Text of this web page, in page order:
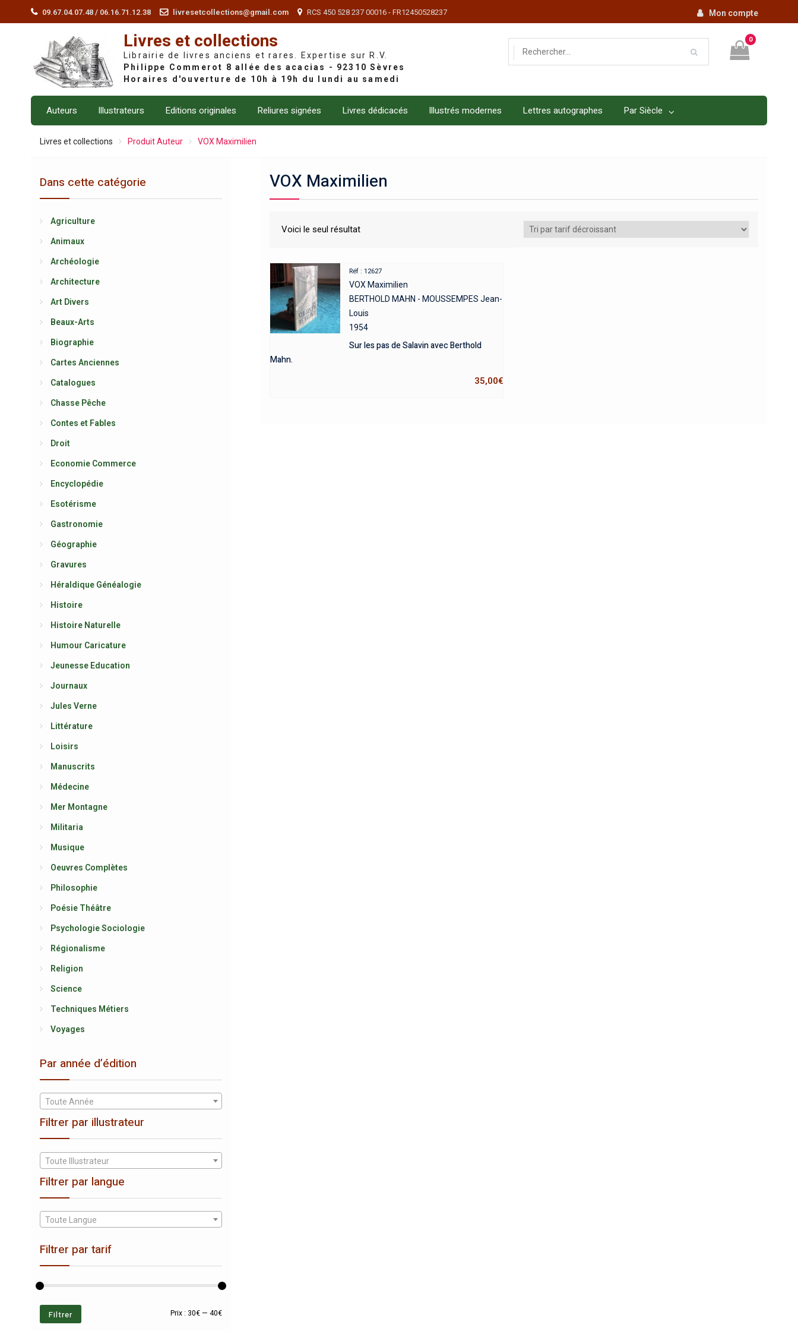
09.67.04.07.48 / 06.16.71.12.38 livresetcollections@gmail.com RCS 450 528 237 00016 - FR12450528237 Mon compte
Livres et collections
Librairie de livres anciens et rares. Expertise sur R.V.
0
Auteurs Illustrateurs Editions originales Reliures signées Livres dédicacés Illustrés modernes Lettres autographes Par Siècle
Livres et collections Produit Auteur VOX Maximilien
VOX Maximilien
Voici le seul résultat
Réf : 12627
VOX Maximilien
BERTHOLD MAHN - MOUSSEMPES Jean-
Louis
1954
Sur les pas de Salavin avec Berthold
Mahn.
35,00€
Dans cette catégorie
Agriculture
Animaux
Archéologie
Architecture
Art Divers
Beaux-Arts
Biographie
Cartes Anciennes
Catalogues
Chasse Pêche
Contes et Fables
Droit
Economie Commerce
Encyclopédie
Esotérisme
Gastronomie
Géographie
Gravures
Héraldique Généalogie
Histoire
Histoire Naturelle
Humour Caricature
Jeunesse Education
Journaux
Jules Verne
Littérature
Loisirs
Manuscrits
Médecine
Mer Montagne
Militaria
Musique
Oeuvres Complètes
Philosophie
Poésie Théâtre
Psychologie Sociologie
Régionalisme
Religion
Science
Techniques Métiers
Voyages
Par année d’édition
Toute Année
Filtrer par illustrateur
Toute Illustrateur
Filtrer par langue
Toute Langue
Filtrer par tarif
Prix
Prix
Filtrer Prix : 30€ — 40€